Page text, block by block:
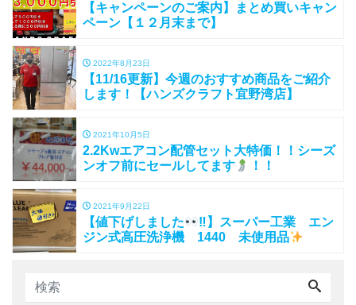
【キャンペーンのご案内】まとめ買いキャン
ペーン【１２月末まで】
2022年8月23日
【11/16更新】今週のおすすめ商品をご紹介
します！【ハンズクラフト宜野湾店】
2021年10月5日
2.2Kwエアコン配管セット大特価！！シーズ
ンオフ前にセールしてます
！！
2021年9月22日
【値下げしました
‼】スーパー工業 エン
ジン式高圧洗浄機 1440 未使用品